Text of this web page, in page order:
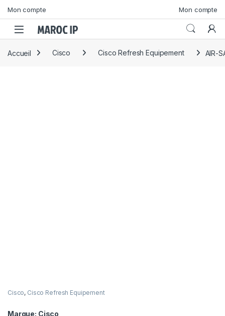
Mon compte Mon compte
Accueil Cisco Cisco Refresh Equipement AIR-
Cisco, Cisco Refresh Equipement
Marque: Cisco